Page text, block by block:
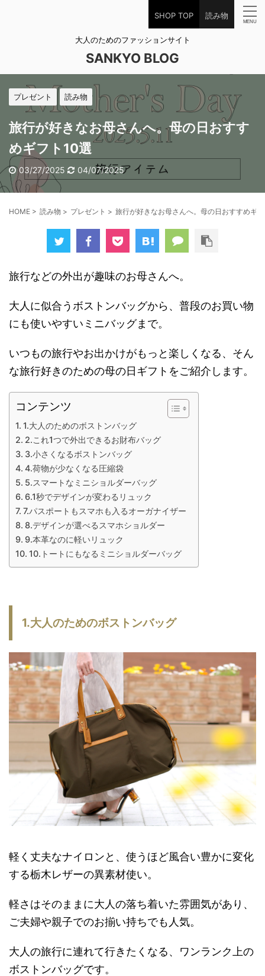
SHOP TOP 読み物
大人のためのファッションサイト
SANKYO BLOG
プレゼント 読み物
旅行が好きなお母さんへ。母の日おすす
めギフト10選
03/27/2025 04/07/2025
HOME > 読み物 > プレゼント > 旅行が好きなお母さんへ。母の日おすすめギ
旅行などの外出が趣味のお母さんへ。
大人に似合うボストンバッグから、普段のお買い物
にも使いやすいミニバッグまで。
いつもの旅行やお出かけがもっと楽しくなる、そん
な旅行好きのための母の日ギフトをご紹介します。
コンテンツ
1.大人のためのボストンバッグ
2.これ1つで外出できるお財布バッグ
3.小さくなるボストンバッグ
4.荷物が少なくなる圧縮袋
5.スマートなミニショルダーバッグ
6.1秒でデザインが変わるリュック
7.パスポートもスマホも入るオーガナイザー
8.デザインが選べるスマホショルダー
9.本革なのに軽いリュック
10.トートにもなるミニショルダーバッグ
1.大人のためのボストンバッグ
軽く丈夫なナイロンと、使うほど風合い豊かに変化
する栃木レザーの異素材使い。
軽さはそのままに大人の落ち着いた雰囲気があり、
ご夫婦や親子でのお揃い持ちでも人気。
大人の旅行に連れて行きたくなる、ワンランク上の
ボストンバッグです。